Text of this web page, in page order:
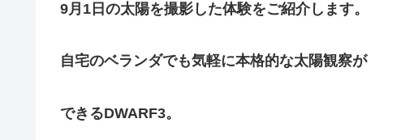
9月1日の太陽を撮影した体験をご紹介します。
自宅のベランダでも気軽に本格的な太陽観察が
できるDWARF3。